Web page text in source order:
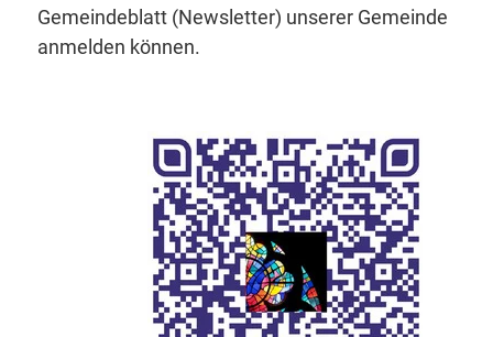
Gemeindeblatt (Newsletter) unserer Gemeinde
anmelden können.